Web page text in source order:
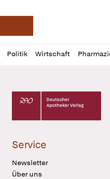
Deutsche
Politik Wirtschaft
Profil
öffnen
Daz
Pur
Deutscher Apotheker
Service
Newsletter
Über uns